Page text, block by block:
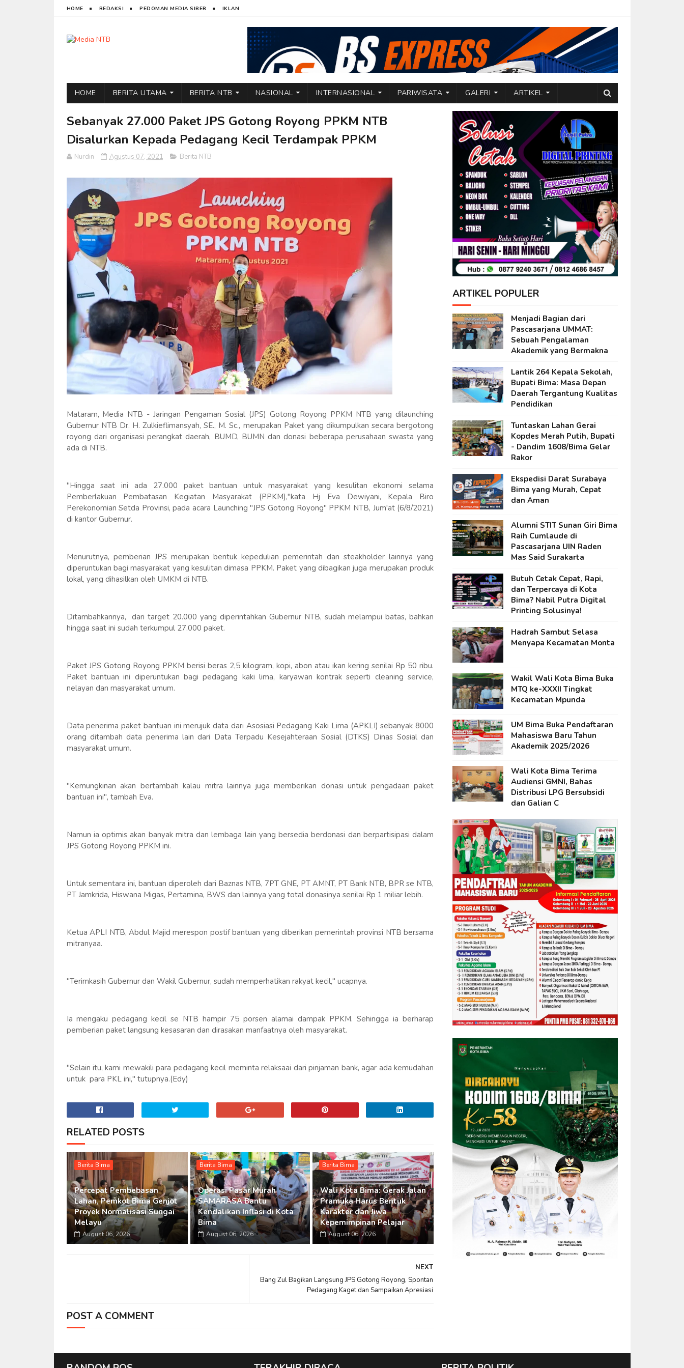
HOME REDAKSI PEDOMAN MEDIA SIBER IKLAN
HOME BERITA UTAMA BERITA NTB NASIONAL INTERNASIONAL PARIWISATA GALERI ARTIKEL
Sebanyak 27.000 Paket JPS Gotong Royong PPKM NTB
Disalurkan Kepada Pedagang Kecil Terdampak PPKM
Nurdin Agustus 07, 2021 Berita NTB
Mataram, Media NTB - Jaringan Pengaman Sosial (JPS) Gotong Royong PPKM NTB yang dilaunching
Gubernur NTB Dr. H. Zulkieflimansyah, SE., M. Sc., merupakan Paket yang dikumpulkan secara bergotong
royong dari organisasi perangkat daerah, BUMD, BUMN dan donasi beberapa perusahaan swasta yang
ada di NTB.
"Hingga saat ini ada 27.000 paket bantuan untuk masyarakat yang kesulitan ekonomi selama
Pemberlakuan Pembatasan Kegiatan Masyarakat (PPKM),"kata Hj Eva Dewiyani, Kepala Biro
Perekonomian Setda Provinsi, pada acara Launching "JPS Gotong Royong" PPKM NTB, Jum'at (6/8/2021)
di kantor Gubernur.
Menurutnya, pemberian JPS merupakan bentuk kepedulian pemerintah dan steakholder lainnya yang
diperuntukan bagi masyarakat yang kesulitan dimasa PPKM. Paket yang dibagikan juga merupakan produk
lokal, yang dihasilkan oleh UMKM di NTB.
Ditambahkannya, dari target 20.000 yang diperintahkan Gubernur NTB, sudah melampui batas, bahkan
hingga saat ini sudah terkumpul 27.000 paket.
Paket JPS Gotong Royong PPKM berisi beras 2,5 kilogram, kopi, abon atau ikan kering senilai Rp 50 ribu.
Paket bantuan ini diperuntukan bagi pedagang kaki lima, karyawan kontrak seperti cleaning service,
nelayan dan masyarakat umum.
Data penerima paket bantuan ini merujuk data dari Asosiasi Pedagang Kaki Lima (APKLI) sebanyak 8000
orang ditambah data penerima lain dari Data Terpadu Kesejahteraan Sosial (DTKS) Dinas Sosial dan
masyarakat umum.
"Kemungkinan akan bertambah kalau mitra lainnya juga memberikan donasi untuk pengadaan paket
bantuan ini", tambah Eva.
Namun ia optimis akan banyak mitra dan lembaga lain yang bersedia berdonasi dan berpartisipasi dalam
JPS Gotong Royong PPKM ini.
Untuk sementara ini, bantuan diperoleh dari Baznas NTB, 7PT GNE, PT AMNT, PT Bank NTB, BPR se NTB,
PT Jamkrida, Hiswana Migas, Pertamina, BWS dan lainnya yang total donasinya senilai Rp 1 miliar lebih.
Ketua APLI NTB, Abdul Majid merespon postif bantuan yang diberikan pemerintah provinsi NTB bersama
mitranyaa.
"Terimkasih Gubernur dan Wakil Gubernur, sudah memperhatikan rakyat kecil," ucapnya.
Ia mengaku pedagang kecil se NTB hampir 75 porsen alamai dampak PPKM. Sehingga ia berharap
pemberian paket langsung kesasaran dan dirasakan manfaatnya oleh masyarakat.
"Selain itu, kami mewakili para pedagang kecil meminta relaksaai dari pinjaman bank, agar ada kemudahan
untuk para PKL ini," tutupnya.(Edy)
RELATED POSTS
Berita Bima
Percepat Pembebasan
Lahan, Pemkot Bima Genjot
Proyek Normalisasi Sungai
Melayu
August 06, 2026
Berita Bima
Operasi Pasar Murah
SAMARASA Bantu
Kendalikan Inflasi di Kota
Bima
August 06, 2026
Berita Bima
Wali Kota Bima: Gerak Jalan
Pramuka Harus Bentuk
Karakter dan Jiwa
Kepemimpinan Pelajar
August 06, 2026
NEXT
Bang Zul Bagikan Langsung JPS Gotong Royong, Spontan
Pedagang Kaget dan Sampaikan Apresiasi
POST A COMMENT
ARTIKEL POPULER
Menjadi Bagian dari
Pascasarjana UMMAT:
Sebuah Pengalaman
Akademik yang Bermakna
Lantik 264 Kepala Sekolah,
Bupati Bima: Masa Depan
Daerah Tergantung Kualitas
Pendidikan
Tuntaskan Lahan Gerai
Kopdes Merah Putih, Bupati
- Dandim 1608/Bima Gelar
Rakor
Ekspedisi Darat Surabaya
Bima yang Murah, Cepat
dan Aman
Alumni STIT Sunan Giri Bima
Raih Cumlaude di
Pascasarjana UIN Raden
Mas Said Surakarta
Butuh Cetak Cepat, Rapi,
dan Terpercaya di Kota
Bima? Nabil Putra Digital
Printing Solusinya!
Hadrah Sambut Selasa
Menyapa Kecamatan Monta
Wakil Wali Kota Bima Buka
MTQ ke-XXXII Tingkat
Kecamatan Mpunda
UM Bima Buka Pendaftaran
Mahasiswa Baru Tahun
Akademik 2025/2026
Wali Kota Bima Terima
Audiensi GMNI, Bahas
Distribusi LPG Bersubsidi
dan Galian C